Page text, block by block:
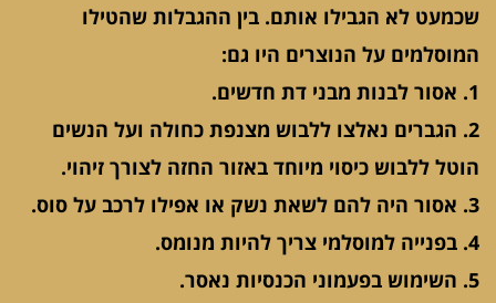
שכמעט לא הגבילו אותם. בין ההגבלות שהטילו
המוסלמים על הנוצרים היו גם:
1. אסור לבנות מבני דת חדשים.
2. הגברים נאלצו ללבוש מצנפת כחולה ועל הנשים
הוטל ללבוש כיסוי מיוחד באזור החזה לצורך זיהוי.
3. אסור היה להם לשאת נשק או אפילו לרכב על סוס.
4. בפנייה למוסלמי צריך להיות מנומס.
5. השימוש בפעמוני הכנסיות נאסר.